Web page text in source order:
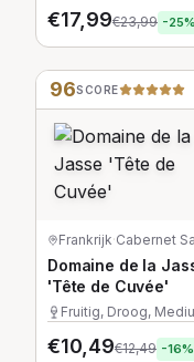
€17,99€23,99 -25%
96SCORE
Frankrijk·
Domaine de la
'Tête de Cuvée'
Fruitig, Droog,
€10,49€12,49 -16%